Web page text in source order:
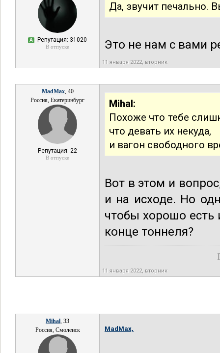
А Репутация: 31020
В отпуске
Да, звучит печально.
Это не нам с вами
11 января 2022, вторник
MadMax, 40
Россия, Екатеринбург
Репутация: 22
В отпуске
Mihal:
Похоже что тебе
что девать их некуда,
и вагон свободного
Вот в этом и
и на исходе. Но
чтобы хорошо есть
конце тоннеля?
11 января 2022, вторник
Mihal, 33
Россия, Смоленск
MadMax,